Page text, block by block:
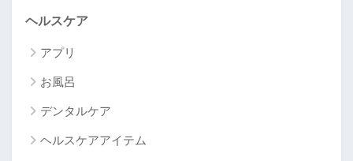
ヘルスケア
アプリ
お風呂
デンタルケア
ヘルスケアアイテム